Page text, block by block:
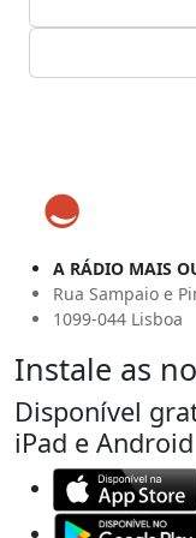
A RÁDIO MAIS
Rua Sampaio e
1099-044 Lisboa
Instale as
Disponível
iPad e Android